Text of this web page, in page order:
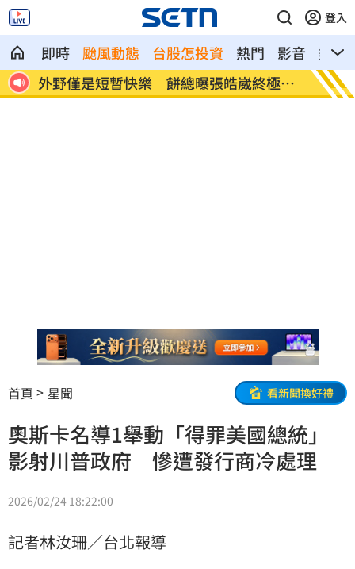
登入
即時 颱風動態 台股怎投資 熱門 影音
熱搜
目
想靠正二翻本？ 達人教戰槓反ETF心法
男同
凌
首頁 星聞 看新聞換好禮
奧斯卡名導1舉動「得罪美國總統」
影射川普政府 慘遭發行商冷處理
2026/02/24 18:22:00
記者林汝珊／台北報導